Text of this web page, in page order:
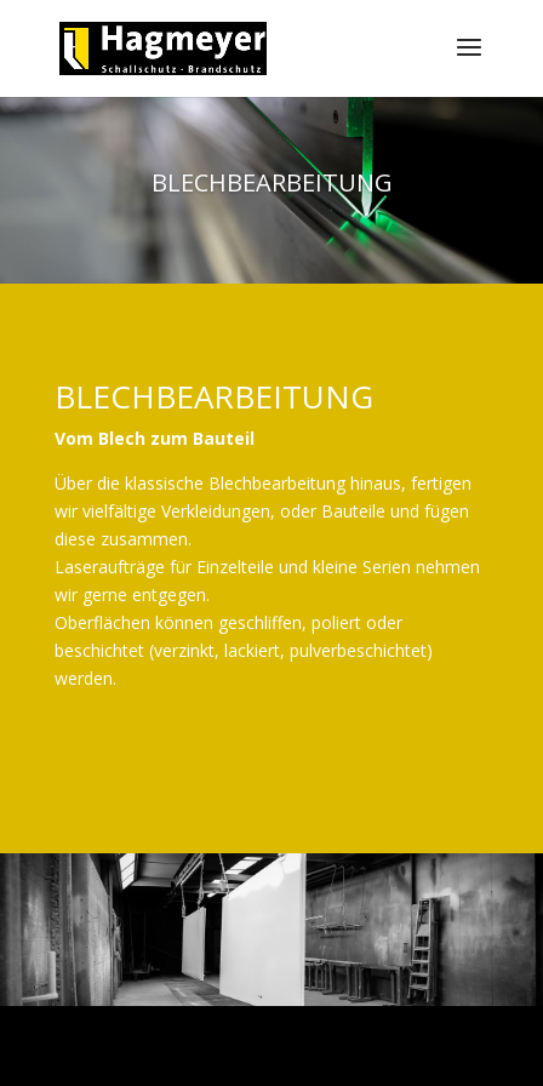
BLECHBEARBEITUNG
BLECHBEARBEITUNG
Vom Blech zum Bauteil
Über die klassische Blechbearbeitung hinaus, fertigen
wir vielfältige Verkleidungen, oder Bauteile und fügen
diese zusammen.
Laseraufträge für Einzelteile und kleine Serien nehmen
wir gerne entgegen.
Oberflächen können geschliffen, poliert oder
beschichtet (verzinkt, lackiert, pulverbeschichtet)
werden.